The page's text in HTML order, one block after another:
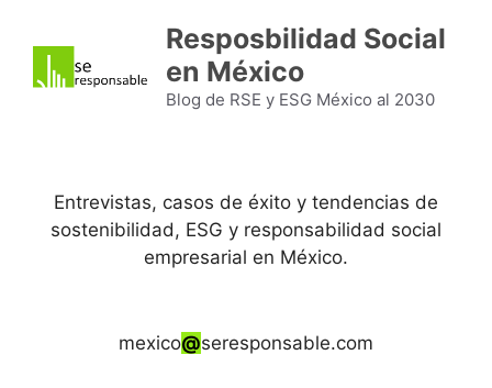
contenido
Resposbilidad Social
en México
Blog de RSE y ESG México al 2030
Entrevistas, casos de éxito y tendencias de
sostenibilidad, ESG y responsabilidad social
empresarial en México.
mexico@seresponsable.com